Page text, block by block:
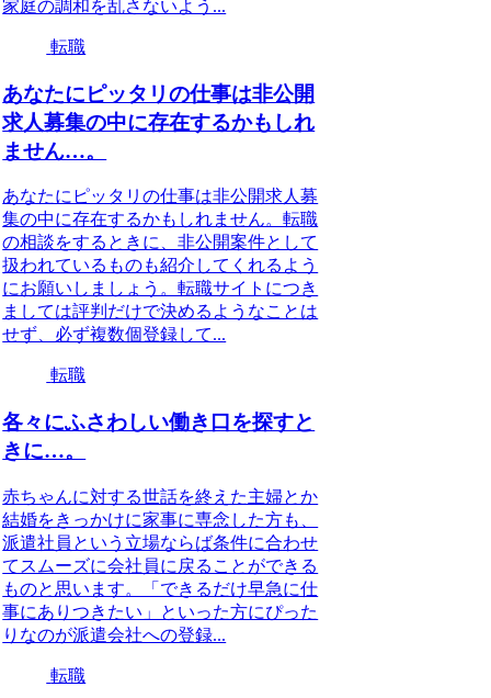
家庭の調和を乱さないよう...
転職
あなたにピッタリの仕事は非公開
求人募集の中に存在するかもしれ
ません…。
あなたにピッタリの仕事は非公開求人募
集の中に存在するかもしれません。転職
の相談をするときに、非公開案件として
扱われているものも紹介してくれるよう
にお願いしましょう。転職サイトにつき
ましては評判だけで決めるようなことは
せず、必ず複数個登録して...
転職
各々にふさわしい働き口を探すと
きに…。
赤ちゃんに対する世話を終えた主婦とか
結婚をきっかけに家事に専念した方も、
派遣社員という立場ならば条件に合わせ
てスムーズに会社員に戻ることができる
ものと思います。「できるだけ早急に仕
事にありつきたい」といった方にぴった
りなのが派遣会社への登録...
転職